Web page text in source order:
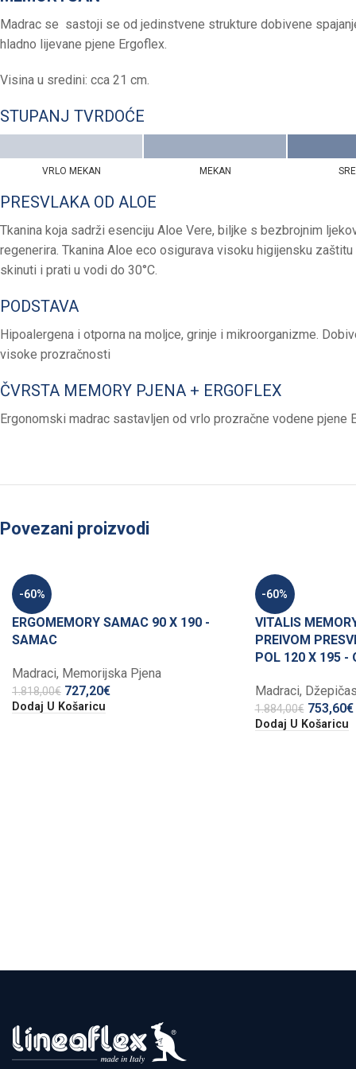
Madrac se sastoji se od jedinstvene strukture dobivene
hladno lijevane pjene Ergoflex.
Visina u sredini: cca 21 cm.
STUPANJ TVRDOĆE
VRLO MEKAN MEKAN
PRESVLAKA OD ALOE
Tkanina koja sadrži esenciju Aloe Vere, biljke s bezbrojnim
regenerira. Tkanina Aloe eco osigurava visoku higijensku
skinuti i prati u vodi do 30°C.
PODSTAVA
Hipoalergena i otporna na moljce, grinje i mikroorganizme.
visoke prozračnosti
ČVRSTA MEMORY PJENA + ERGOFLEX
Ergonomski madrac sastavljen od vrlo prozračne vodene pjene
Povezani proizvodi
-60%
ERGOMEMORY SAMAC 90 X 190 -
SAMAC
Madraci, Memorijska Pjena
1.818,00€ 727,20€
Dodaj U Košaricu
-60%
VITALIS
PREIVOM
POL 120 X 195 -
Madraci,
1.884,00€ 753,60€
Dodaj U Košaricu